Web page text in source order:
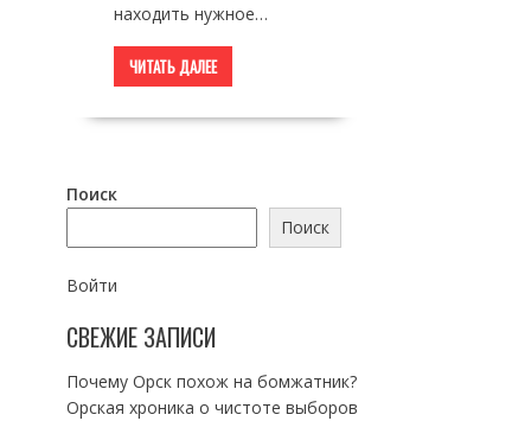
находить нужное…
ЧИТАТЬ ДАЛЕЕ
Поиск
Поиск
Войти
СВЕЖИЕ ЗАПИСИ
Почему Орск похож на бомжатник?
Орская хроника о чистоте выборов